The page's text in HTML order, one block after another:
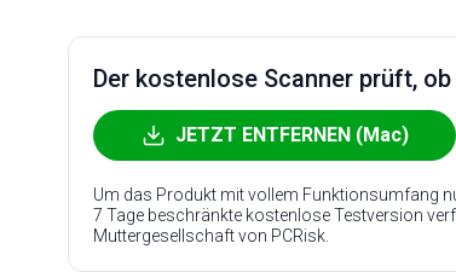
Der kostenlose Scanner prüft,
JETZT ENTFERNEN (Mac)
Um das Produkt mit vollem Funktionsumfang
7 Tage beschränkte kostenlose Testversion
Muttergesellschaft von PCRisk.